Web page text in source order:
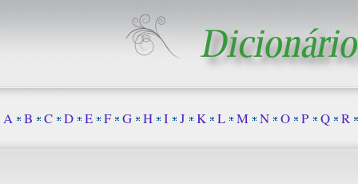
A B C D E F G H I J K L M N O P Q R